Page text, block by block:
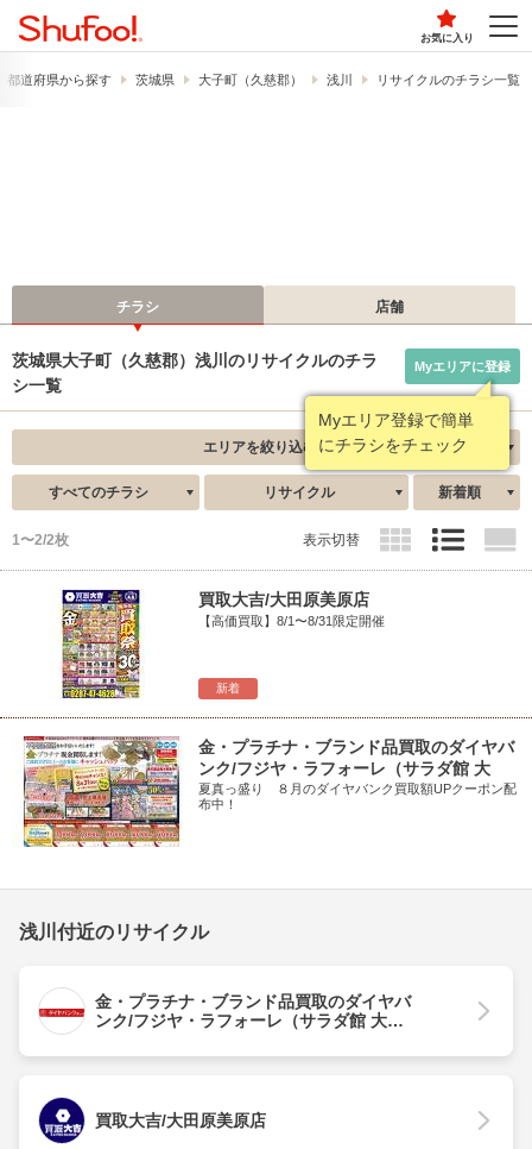
お気に入り
都道府県から探す 茨城県 大子町（久慈郡） 浅川 リサイクルのチラシ一覧
チラシ 店舗
茨城県大子町（久慈郡）浅川のリサイクルのチラ
シ一覧
Myエリア登録で簡単
にチラシをチェック
Myエリアに登録
エリアを絞り込む
すべてのチラシ リサイクル 新着順
1〜2/2枚 表示切替
新着
買取大吉/大田原美原店
【高価買取】8/1〜8/31限定開催
金・プラチナ・ブランド品買取のダイヤバ
ンク/フジヤ・ラフォーレ（サラダ館 大
子...
夏真っ盛り ８月のダイヤバンク買取額UPクーポン配
布中！
浅川付近のリサイクル
金・プラチナ・ブランド品買取のダイヤバ
ンク/フジヤ・ラフォーレ（サラダ館 大子
買取大吉/大田原美原店